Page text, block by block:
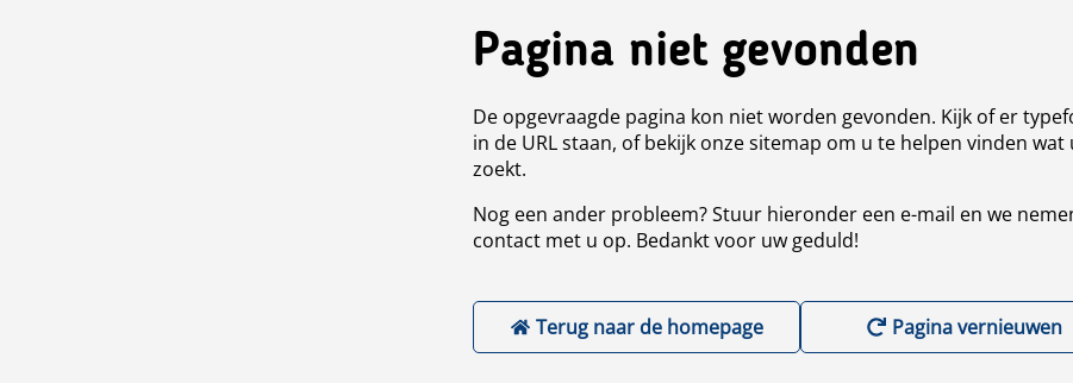
Pagina niet gevonden
De opgevraagde pagina kon niet worden gevonden. Kijk of er
in de URL staan, of bekijk onze sitemap om u te helpen vinden wat
zoekt.
Nog een ander probleem? Stuur hieronder een e-mail en we
contact met u op. Bedankt voor uw geduld!
Terug naar de homepage Pagina vernieuwen